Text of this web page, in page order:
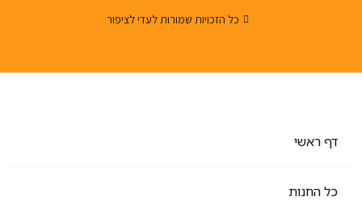
כל הזכויות שמורות לעדי לציפור
דף ראשי
כל החנות